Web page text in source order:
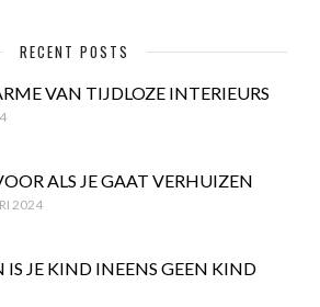
RECENT POSTS
VAN TIJDLOZE INTERIEURS
ALS JE GAAT VERHUIZEN
2024
IS JE KIND INEENS GEEN KIND